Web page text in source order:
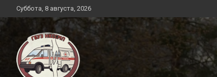
Перейти
к
содержимому
Суббота, 8 августа, 2026